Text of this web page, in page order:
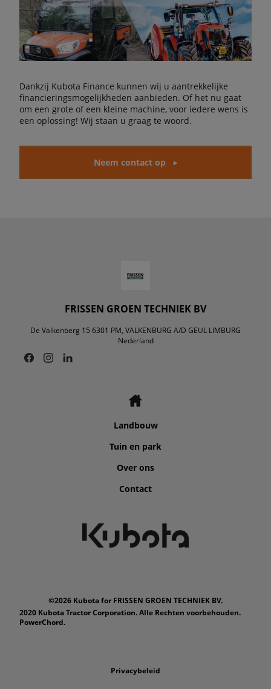
Dankzij Kubota Finance kunnen wij u aantrekkelijke
financieringsmogelijkheden aanbieden. Of het nu gaat
om een grote of een kleine machine, voor iedere wens is
een oplossing! Wij staan u graag te woord.
Neem contact op
FRISSEN GROEN TECHNIEK BV
De Valkenberg 15 6301 PM, VALKENBURG A/D GEUL LIMBURG
Nederland
Landbouw
Tuin en park
Over ons
Contact
©2026 Kubota for FRISSEN GROEN TECHNIEK BV.
2020 Kubota Tractor Corporation. Alle Rechten voorbehouden.
PowerChord.
Privacybeleid